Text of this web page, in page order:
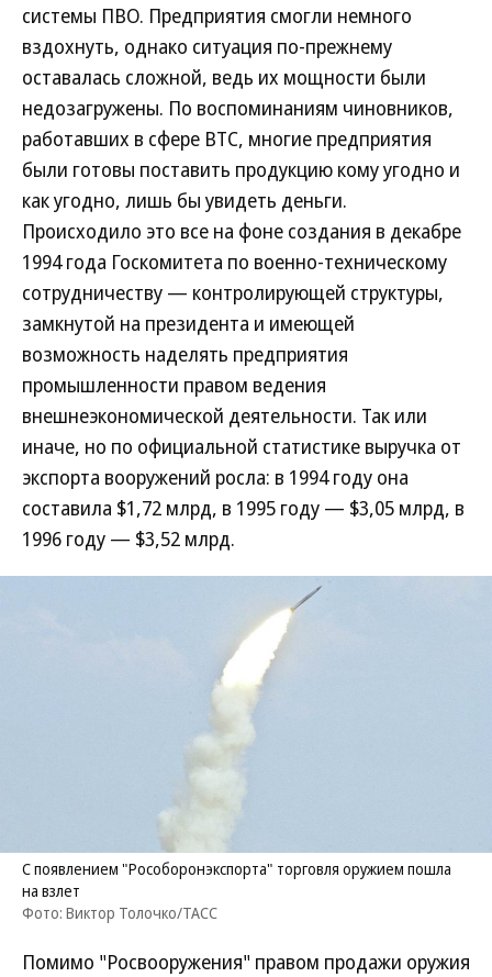
системы ПВО. Предприятия смогли немного
вздохнуть, однако ситуация по-прежнему
оставалась сложной, ведь их мощности были
недозагружены. По воспоминаниям чиновников,
работавших в сфере ВТС, многие предприятия
были готовы поставить продукцию кому угодно и
как угодно, лишь бы увидеть деньги.
Происходило это все на фоне создания в декабре
1994 года Госкомитета по военно-техническому
сотрудничеству — контролирующей структуры,
замкнутой на президента и имеющей
возможность наделять предприятия
промышленности правом ведения
внешнеэкономической деятельности. Так или
иначе, но по официальной статистике выручка от
экспорта вооружений росла: в 1994 году она
составила $1,72 млрд, в 1995 году — $3,05 млрд, в
1996 году — $3,52 млрд.
С появлением "Рособоронэкспорта" торговля оружием пошла
на взлет
Фото: Виктор Толочко/ТАСС
Помимо "Росвооружения" правом продажи оружия